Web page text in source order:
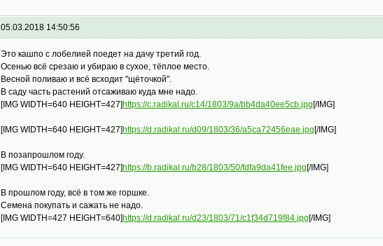
05.03.2018 14:50:56
Это кашпо с лобелией поедет на дачу третий год.
Осенью всё срезаю и убираю в сухое, тёплое место.
Весной поливаю и всё всходит "щёточкой".
В саду часть растений отсаживаю куда мне надо.
[IMG WIDTH=640 HEIGHT=427]https://c.radikal.ru/c14/1803/9a/bb4da40ee5cb.jpg[/IMG]
[IMG WIDTH=640 HEIGHT=427]https://d.radikal.ru/d09/1803/36/a5ca72456eae.jpg[/IMG]
В позапрошлом году.
[IMG WIDTH=640 HEIGHT=427]https://b.radikal.ru/b28/1803/50/fdfa9da41fee.jpg[/IMG]
В прошлом году, всё в том же горшке.
Семена покупать и сажать не надо.
[IMG WIDTH=427 HEIGHT=640]https://d.radikal.ru/d23/1803/71/c1f34d719f84.jpg[/IMG]